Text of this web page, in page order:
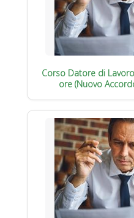
Corso Datore di
ore (Nuovo